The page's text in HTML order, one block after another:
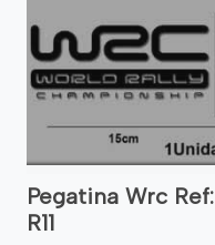
Pegatina Wrc Ref:
R11